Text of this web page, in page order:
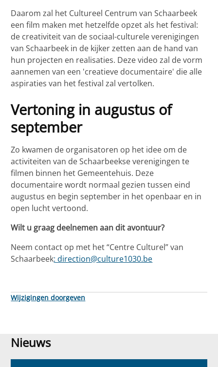
Daarom zal het Cultureel Centrum van Schaarbeek
een film maken met hetzelfde opzet als het festival:
de creativiteit van de sociaal-culturele verenigingen
van Schaarbeek in de kijker zetten aan de hand van
hun projecten en realisaties. Deze video zal de vorm
aannemen van een 'creatieve documentaire' die alle
aspiraties van het festival zal vertolken.
Vertoning in augustus of
september
Zo kwamen de organisatoren op het idee om de
activiteiten van de Schaarbeekse verenigingen te
filmen binnen het Gemeentehuis. Deze
documentaire wordt normaal gezien tussen eind
augustus en begin september in het openbaar en in
open lucht vertoond.
Wilt u graag deelnemen aan dit avontuur?
Neem contact op met het “Centre Culturel” van
Schaarbeek: direction@culture1030.be
Wijzigingen doorgeven
Nieuws
Nieuws